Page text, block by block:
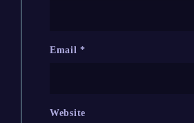
Email*
Website